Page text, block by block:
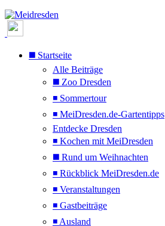
◼️ Startseite
Alle Beiträge
◼️ Zoo Dresden
◾ Sommertour
◾ MeiDresden.de-Gartentipps
Entdecke Dresden
◾ Kochen mit MeiDresden
◼️ Rund um Weihnachten
◾ Rückblick MeiDresden.de
◾ Veranstaltungen
◾ Gastbeiträge
◾ Ausland